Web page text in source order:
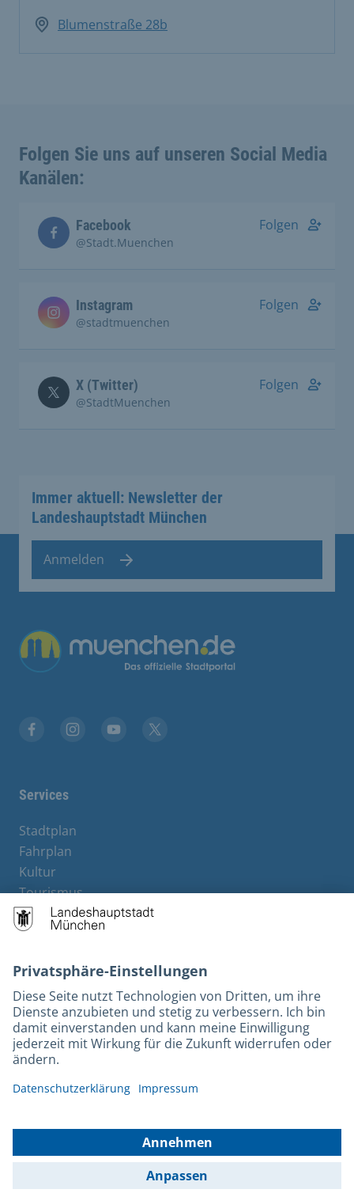
Blumenstraße 28b
Folgen Sie uns auf unseren Social Media
Kanälen:
Facebook
@Stadt.Muenchen
Folgen
Instagram
@stadtmuenchen
Folgen
X (Twitter)
@StadtMuenchen
Folgen
Immer aktuell: Newsletter der
Landeshauptstadt München
Anmelden
Services
Stadtplan
Fahrplan
Kultur
Tourismus
M-Strom
Bürgerservice
Kontakt
Barrierefreiheit
Leichte Sprache
Gebärdensprache
Kontakt